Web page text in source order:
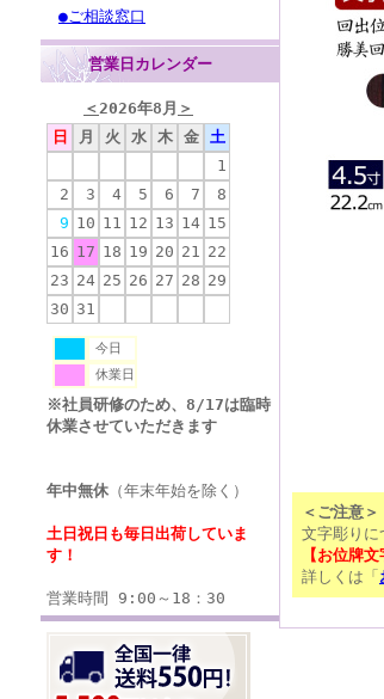
●ご相談窓口
営業日カレンダー
＜2026年8月 ＞
日
月 火 水 木 金
土
1
2
3 4 5 6 7
8
9 10 11 12 13 14 15
16 17 18 19 20 21 22
23 24 25 26 27 28 29
30 31
今日
休業日
※社員研修のため、8/17は臨時
休業させていただきます
年中無休 （年末年始を除く）
土日祝日も毎日出荷していま
す！
営業時間 9:00～18：30
＜ご注意＞
文字彫りに
【お位牌
詳しくは「